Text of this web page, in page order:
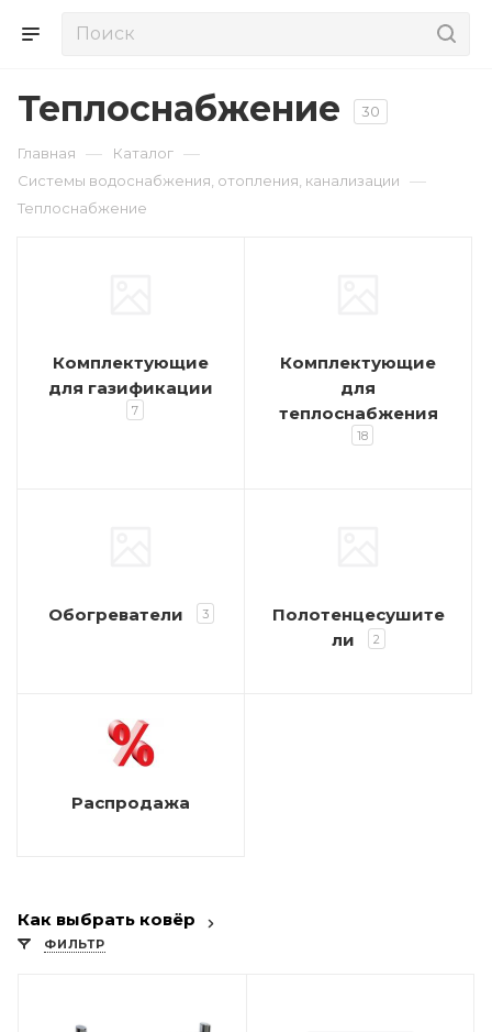
Теплоснабжение 30
Главная — Каталог —
Системы водоснабжения, отопления, канализации —
Теплоснабжение
Комплектующие
для газификации
7
Комплектующие
для
теплоснабжения
18
Обогреватели 3
Полотенцесушите
ли
2
Распродажа
Как выбрать ковёр
ФИЛЬТР